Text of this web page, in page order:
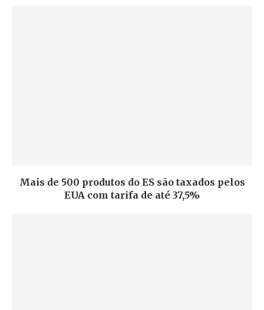
Mais de 500 produtos do ES são taxados pelos
EUA com tarifa de até 37,5%